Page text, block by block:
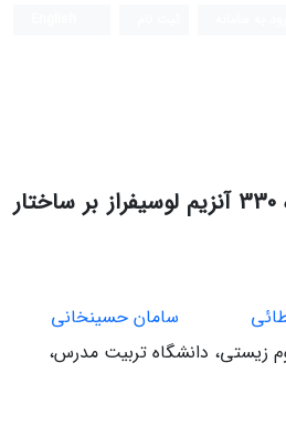
تاثیر جهش در جایگاه 330 آنزیم لوسیفراز بر ساختار
سامان حسینخانی
زیستی، دانشگاه تربیت مدرس،